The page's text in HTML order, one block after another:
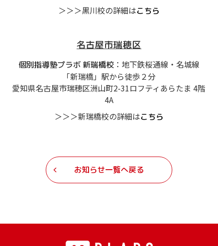
＞＞＞黒川校の詳細はこちら
名古屋市瑞穂区
個別指導塾プラボ 新瑞橋校：地下鉄桜通線・名城線
「新瑞橋」駅から徒歩２分
愛知県名古屋市瑞穂区洲山町2-31ロフティあらたま 4階
4A
＞＞＞新瑞橋校の詳細はこちら
お知らせ一覧へ戻る